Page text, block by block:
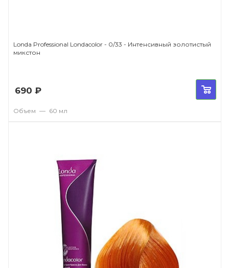
Londa Professional Londacolor - 0/33 - Интенсивный золотистый
микстон
690 ₽
Объем — 60 мл